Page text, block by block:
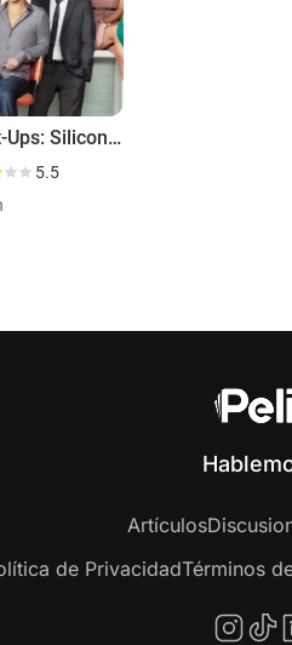
Start-Ups: Silicon Valley
5.5
Artículos
de PrivacidadTérminos